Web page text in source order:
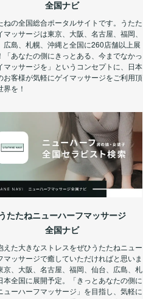
全国ナビ
ねの全国総合ポータルサイトです。うたた
マッサージは東京、大阪、名古屋、福岡、
広島、札幌、沖縄と全国に260店舗以上展
「あなたの側にきっとある、今までなかっ
マッサージを」というコンセプトに、日本
お客様が気軽にゲイマッサージをご利用頂
界を！
うたたねニューハーフマッサージ
全国ナビ
えた大きなストレスをぜひうたたねニュー
マッサージで癒していただければと思いま
京、大阪、名古屋、福岡、仙台、広島、札
本全国に展開予定。「きっとあなたの側に
ューハーフマッサージ」を目指し、気軽に